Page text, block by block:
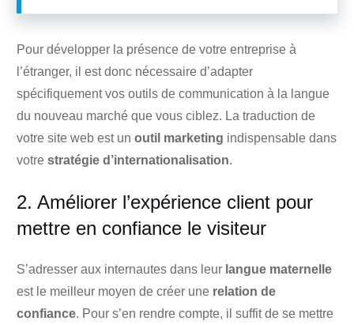
Pour développer la présence de votre entreprise à
l’étranger, il est donc nécessaire d’adapter
spécifiquement vos outils de communication à la langue
du nouveau marché que vous ciblez. La traduction de
votre site web est un outil marketing indispensable dans
votre stratégie d’internationalisation.
2. Améliorer l’expérience client pour
mettre en confiance le visiteur
S’adresser aux internautes dans leur langue maternelle
est le meilleur moyen de créer une relation de
confiance. Pour s’en rendre compte, il suffit de se mettre